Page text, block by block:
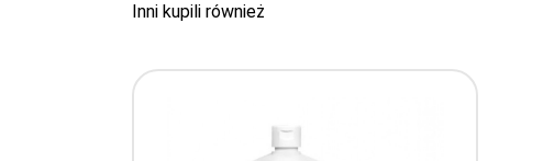
Inni kupili również